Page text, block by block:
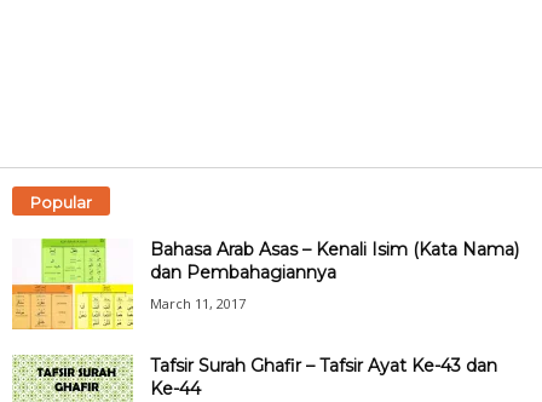
Popular
Bahasa Arab Asas – Kenali Isim (Kata Nama)
dan Pembahagiannya
March 11, 2017
Tafsir Surah Ghafir – Tafsir Ayat Ke-43 dan
Ke-44